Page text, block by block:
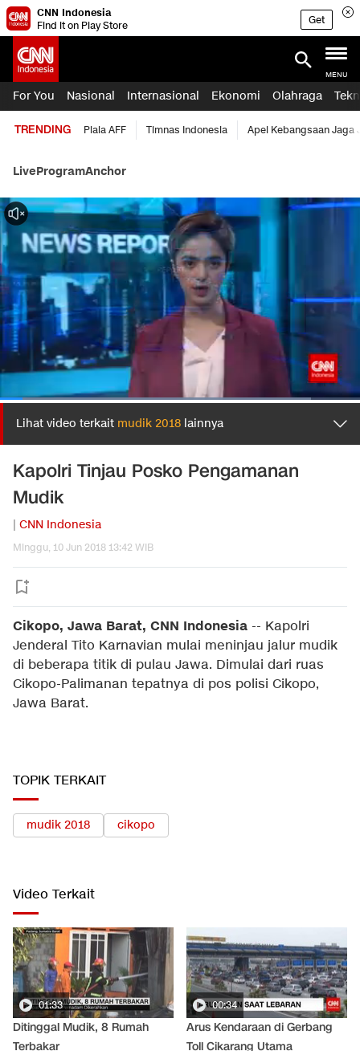
CNN Indonesia
Find it on Play Store
Get
MENU
For You Nasional Internasional Ekonomi Olahraga
TRENDING Piala AFF Timnas Indonesia Apel Kebangsaan Jaga
LiveProgramAnchor
Lihat video terkait mudik 2018 lainnya
Kapolri Tinjau Posko Pengamanan
Mudik
| CNN Indonesia
Minggu, 10 Jun 2018 13:42 WIB
Cikopo, Jawa Barat, CNN Indonesia -- Kapolri
Jenderal Tito Karnavian mulai meninjau jalur mudik
di beberapa titik di pulau Jawa. Dimulai dari ruas
Cikopo-Palimanan tepatnya di pos polisi Cikopo,
Jawa Barat.
TOPIK TERKAIT
mudik 2018 cikopo
Video Terkait
01:33
Ditinggal Mudik, 8 Rumah
Terbakar
00:34
Arus Kendaraan di Gerbang
Toll Cikarang Utama